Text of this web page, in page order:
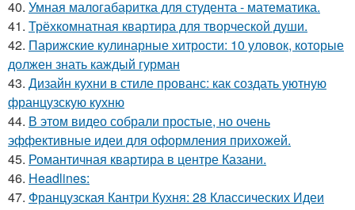
40. Умная малогабаритка для студента - математика.
41. Трёхкомнатная квартира для творческой души.
42. Парижские кулинарные хитрости: 10 уловок, которые
должен знать каждый гурман
43. Дизайн кухни в стиле прованс: как создать уютную
французскую кухню
44. В этом видео собрали простые, но очень
эффективные идеи для оформления прихожей.
45. Романтичная квартира в центре Казани.
46. Headlines:
47. Французская Кантри Кухня: 28 Классических Идеи